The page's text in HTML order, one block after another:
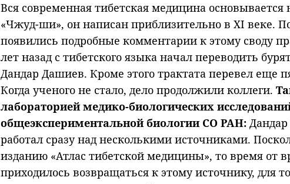
Вся современная тибетская медицина основывается
«Чжуд-ши», он написан приблизительно в XI веке.
появились подробные комментарии к этому своду
лет назад с тибетского языка начал переводить
Дандар Дашиев. Кроме этого трактата перевел еще
Когда ученого не стало, дело продолжили коллеги.
лабораторией медико-биологических
общеэкспериментальной биологии СО РАН:
работал сразу над несколькими источниками.
изданию «Атлас тибетской медицины», то время от
приходилось возвращаться к этому источнику, для